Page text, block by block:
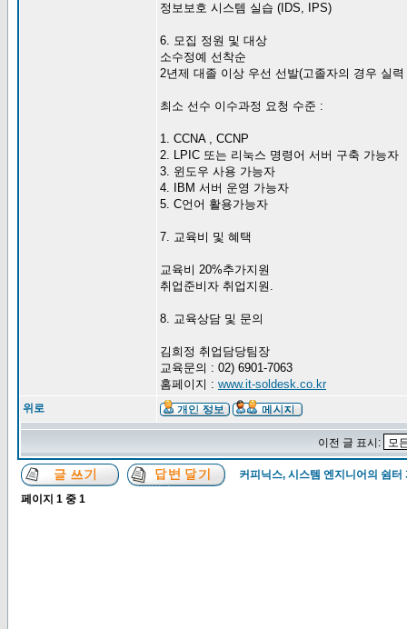
정보보호 시스템 실습 (IDS, IPS)
6. 모집 정원 및 대상
소수정예 선착순
2년제 대졸 이상 우선 선발(고졸자의 경우 실력
최소 선수 이수과정 요청 수준 :
1. CCNA , CCNP
2. LPIC 또는 리눅스 명령어 서버 구축 가능자
3. 윈도우 사용 가능자
4. IBM 서버 운영 가능자
5. C언어 활용가능자
7. 교육비 및 혜택
교육비 20%추가지원
취업준비자 취업지원.
8. 교육상담 및 문의
김희정 취업담당팀장
교육문의 : 02) 6901-7063
홈페이지 : www.it-soldesk.co.kr
위로
이전 글 표시:
커피닉스, 시스템 엔지니어의 쉼터
페이지 1 중 1